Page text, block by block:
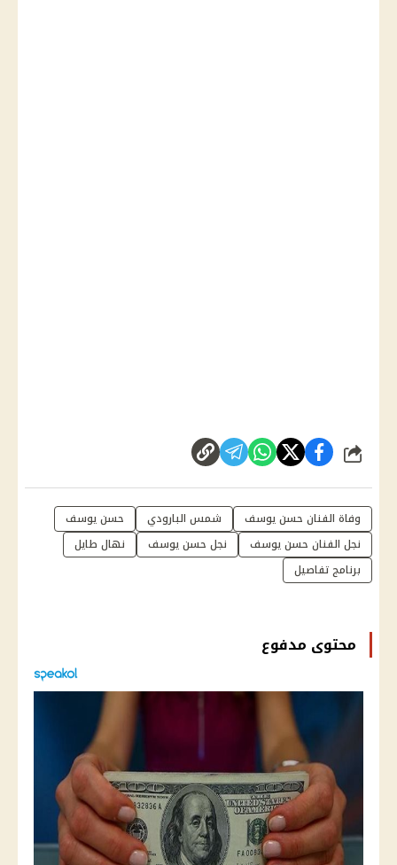
شارك
وفاة الفنان حسن يوسف شمس البارودي
حسن يوسف
نجل الفنان حسن يوسف
نجل حسن يوسف
نهال طايل
برنامج تفاصيل
محتوى مدفوع